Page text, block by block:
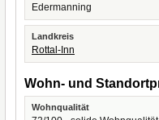
Edermanning
Landkreis
Rottal-Inn
Wohn- und
Wohnqualität